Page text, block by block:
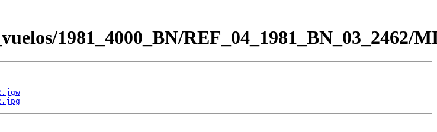
1981_4000_BN/REF_04_1981_BN_03_2462/